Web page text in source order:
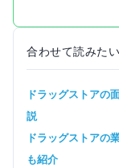
合わせて読みたい
ドラッグストアの
説
ドラッグストアの
も紹介